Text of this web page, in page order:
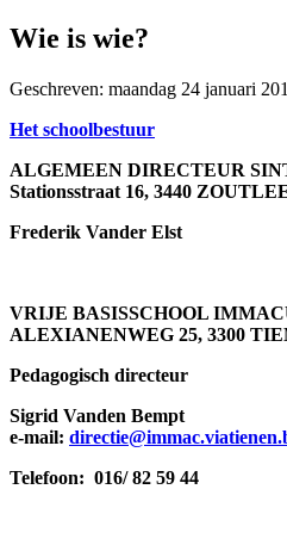
Wie is wie?
Geschreven: maandag 24 januari
Het schoolbestuur
ALGEMEEN DIRECTEUR
Stationsstraat 16, 3440
Frederik Vander Elst
VRIJE BASISSCHOOL
ALEXIANENWEG 25, 3300
Pedagogisch directeur
Sigrid Vanden Bempt
e-mail:
Telefoon: 016/ 82 59 44